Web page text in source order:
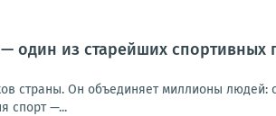
один из старейших спортивных
страны. Он объединяет миллионы людей:
спорт —...